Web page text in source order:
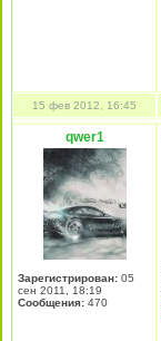
15 фев 2012, 16:45
qwer1
Зарегистрирован: 05
сен 2011, 18:19
Сообщения: 470